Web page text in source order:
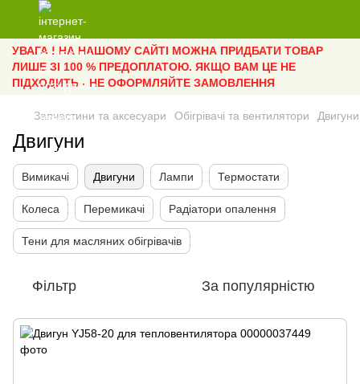
УВАГА ! НА НАШОМУ САЙТІ МОЖНА ПРИДБАТИ ТОВАР
ЛИШЕ ЗІ 100 % ПРЕДОПЛАТОЮ. ЯКЩО ВАМ ЦЕ НЕ
ПІДХОДИТЬ - НЕ ОФОРМЛЯЙТЕ ЗАМОВЛЕННЯ
Запчастини та аксесуари Обігрівачі та вентилятори Двигуни
Двигуни
Вимикачі Двигуни Лампи Термостати
Колеса Перемикачі Радіатори опалення
Тени для масляних обігрівачів
Фільтр За популярністю